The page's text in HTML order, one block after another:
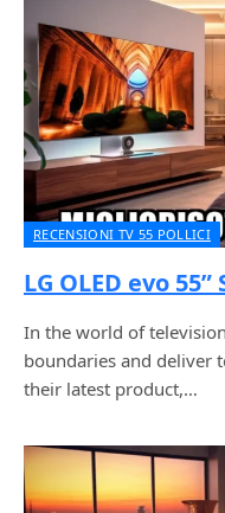
RECENSIONI TV 55 POLLICI
LG OLED evo
In the world of
boundaries and deliver
their latest product,…